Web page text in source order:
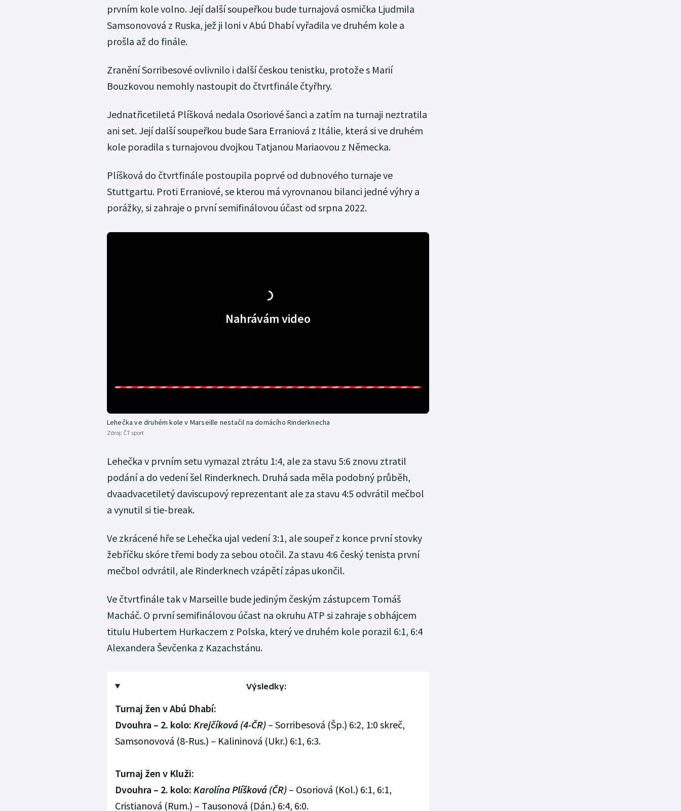
prvním kole volno. Její další soupeřkou bude turnajová osmička Ljudmila
Samsonovová z Ruska, jež ji loni v Abú Dhabí vyřadila ve druhém kole a
prošla až do finále.
Zranění Sorribesové ovlivnilo i další českou tenistku, protože s Marií
Bouzkovou nemohly nastoupit do čtvrtfinále čtyřhry.
Jednatřicetiletá Plíšková nedala Osoriové šanci a zatím na turnaji neztratila
ani set. Její další soupeřkou bude Sara Erraniová z Itálie, která si ve druhém
kole poradila s turnajovou dvojkou Tatjanou Mariaovou z Německa.
Plíšková do čtvrtfinále postoupila poprvé od dubnového turnaje ve
Stuttgartu. Proti Erraniové, se kterou má vyrovnanou bilanci jedné výhry a
porážky, si zahraje o první semifinálovou účast od srpna 2022.
Nahrávám video
Lehečka ve druhém kole v Marseille nestačil na domácího Rinderknecha
Zdroj: ČT sport
Lehečka v prvním setu vymazal ztrátu 1:4, ale za stavu 5:6 znovu ztratil
podání a do vedení šel Rinderknech. Druhá sada měla podobný průběh,
dvaadvacetiletý daviscupový reprezentant ale za stavu 4:5 odvrátil mečbol
a vynutil si tie-break.
Ve zkrácené hře se Lehečka ujal vedení 3:1, ale soupeř z konce první stovky
žebříčku skóre třemi body za sebou otočil. Za stavu 4:6 český tenista první
mečbol odvrátil, ale Rinderknech vzápětí zápas ukončil.
Ve čtvrtfinále tak v Marseille bude jediným českým zástupcem Tomáš
Macháč. O první semifinálovou účast na okruhu ATP si zahraje s obhájcem
titulu Hubertem Hurkaczem z Polska, který ve druhém kole porazil 6:1, 6:4
Alexandera Ševčenka z Kazachstánu.
Výsledky:
Turnaj žen v Abú Dhabí:
Dvouhra – 2. kolo: Krejčíková (4-ČR)– Sorribesová (Šp.) 6:2, 1:0 skreč,
Samsonovová (8-Rus.) – Kalininová (Ukr.) 6:1, 6:3.
Turnaj žen v Kluži:
Dvouhra – 2. kolo: Karolína Plíšková(ČR)– Osoriová (Kol.) 6:1, 6:1,
Cristianová (Rum.) – Tausonová (Dán.) 6:4, 6:0.